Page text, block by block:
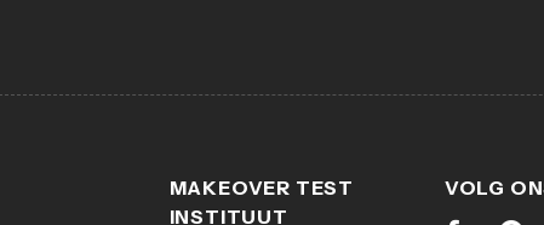
MAKEOVER TEST
INSTITUUT
VOLG